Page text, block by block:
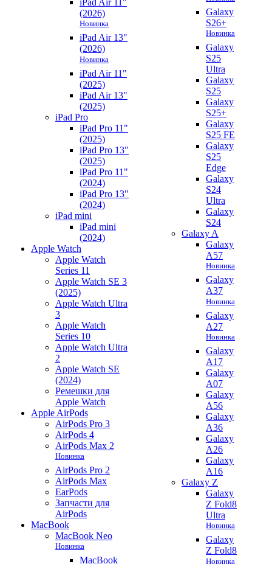
iPad Air 11"
(2026)
Новинка
iPad Air 13"
(2026)
Новинка
iPad Air 11"
(2025)
iPad Air 13"
(2025)
iPad Pro
iPad Pro 11"
(2025)
iPad Pro 13"
(2025)
iPad Pro 11"
(2024)
iPad Pro 13"
(2024)
iPad mini
iPad mini
(2024)
Apple Watch
Apple Watch
Series 11
Apple Watch SE 3
(2025)
Apple Watch Ultra
3
Apple Watch
Series 10
Apple Watch Ultra
2
Apple Watch SE
(2024)
Ремешки для
Apple Watch
Apple AirPods
AirPods Pro 3
AirPods 4
AirPods Max 2
Новинка
AirPods Pro 2
AirPods Max
EarPods
Запчасти для
AirPods
MacBook
MacBook Neo
Новинка
MacBook
Galaxy
S26+
Новинка
Galaxy
S25
Ultra
Galaxy
S25
Galaxy
S25+
Galaxy
S25 FE
Galaxy
S25
Edge
Galaxy
S24
Ultra
Galaxy
S24
Galaxy A
Galaxy
A57
Новинка
Galaxy
A37
Новинка
Galaxy
A27
Новинка
Galaxy
A17
Galaxy
A07
Galaxy
A56
Galaxy
A36
Galaxy
A26
Galaxy
A16
Galaxy Z
Galaxy
Z Fold8
Ultra
Новинка
Galaxy
Z Fold8
Новинка